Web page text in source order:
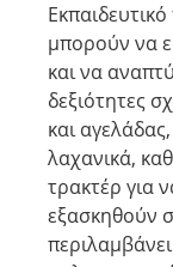
μπορούν να
και να
δεξιότητες
και
λαχανικά,
τρακτέρ για
εξασκηθούν